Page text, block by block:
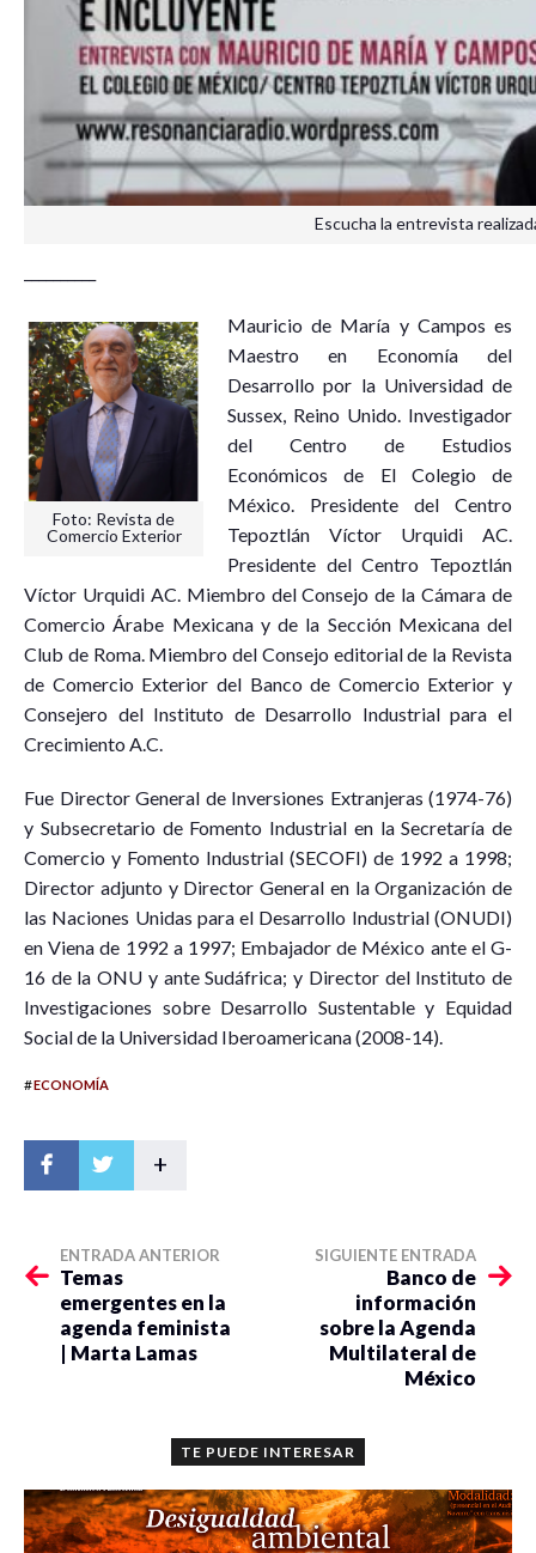
Escucha la entrevista
Foto: Revista de
Comercio Exterior
Mauricio de María y Campos es
Maestro en Economía del
Desarrollo por la Universidad de
Sussex, Reino Unido. Investigador
del Centro de Estudios
Económicos de El Colegio de
México. Presidente del Centro
Tepoztlán Víctor Urquidi AC.
Presidente del Centro Tepoztlán
Víctor Urquidi AC. Miembro del Consejo de la Cámara de
Comercio Árabe Mexicana y de la Sección Mexicana del
Club de Roma. Miembro del Consejo editorial de la Revista
de Comercio Exterior del Banco de Comercio Exterior y
Consejero del Instituto de Desarrollo Industrial para el
Crecimiento A.C.
Fue Director General de Inversiones Extranjeras (1974-76)
y Subsecretario de Fomento Industrial en la Secretaría de
Comercio y Fomento Industrial (SECOFI) de 1992 a 1998;
Director adjunto y Director General en la Organización de
las Naciones Unidas para el Desarrollo Industrial (ONUDI)
en Viena de 1992 a 1997; Embajador de México ante el G-
16 de la ONU y ante Sudáfrica; y Director del Instituto de
Investigaciones sobre Desarrollo Sustentable y Equidad
Social de la Universidad Iberoamericana (2008-14).
#ECONOMÍA
+
ENTRADA ANTERIOR
Temas
emergentes en la
agenda feminista
| Marta Lamas
SIGUIENTE ENTRADA
Banco de
información
sobre la Agenda
Multilateral de
México
TE PUEDE INTERESAR